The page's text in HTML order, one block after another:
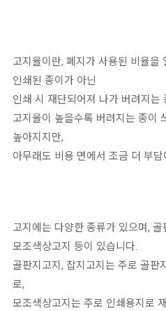
고지율이란, 폐지가 사용된 비율을
인쇄된 종이가 아닌
인쇄 시 재단되어져 나가 버려지는
고지율이 높을수록 버려지는 종이
높아지지만,
아무래도 비용 면에서 조금 더 부
고지에는 다양한 종류가 있으며,
모조색상고지 등이 있습니다.
골판지고지, 잡지고지는 주로 골판
로,
모조색상고지는 주로 인쇄용지로